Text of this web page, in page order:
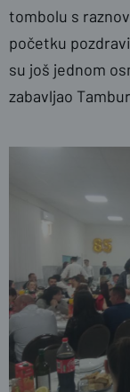
tombolu s
početku
su još jednom
zabavljao